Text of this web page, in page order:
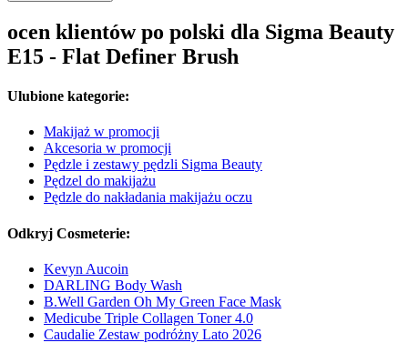
ocen klientów po polski dla Sigma Beauty
E15 - Flat Definer Brush
Ulubione kategorie:
Makijaż w promocji
Akcesoria w promocji
Pędzle i zestawy pędzli Sigma Beauty
Pędzel do makijażu
Pędzle do nakładania makijażu oczu
Odkryj Cosmeterie:
Kevyn Aucoin
DARLING Body Wash
B.Well Garden Oh My Green Face Mask
Medicube Triple Collagen Toner 4.0
Caudalie Zestaw podróżny Lato 2026